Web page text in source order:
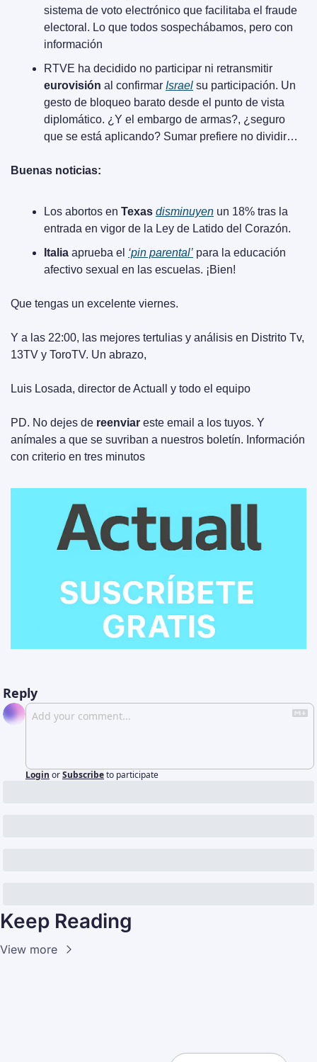
sistema de voto electrónico que facilitaba el fraude
electoral. Lo que todos sospechábamos, pero con
información
eurovisión al confirmar Israel su participación. Un
gesto de bloqueo barato desde el punto de vista
diplomático. ¿Y el embargo de armas?, ¿seguro
que se está aplicando? Sumar prefiere no dividir…
Buenas noticias:
Los abortos en Texas disminuyen un 18% tras la
entrada en vigor de la Ley de Latido del Corazón.
Italia aprueba el ‘pin parental’ para la educación
afectivo sexual en las escuelas. ¡Bien!
Que tengas un excelente viernes.
Y a las 22:00, las mejores tertulias y análisis en Distrito Tv,
13TV y ToroTV. Un abrazo,
Luis Losada, director de Actuall y todo el equipo
PD. No dejes de reenviar este email a los tuyos. Y
anímales a que se suvriban a nuestros boletín. Información
con criterio en tres minutos
Reply
Login orSubscribeto participate
Keep Reading
View more